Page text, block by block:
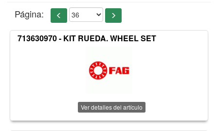
Página:
713630970 - KIT RUEDA. WHEEL SET
Ver detalles del artículo